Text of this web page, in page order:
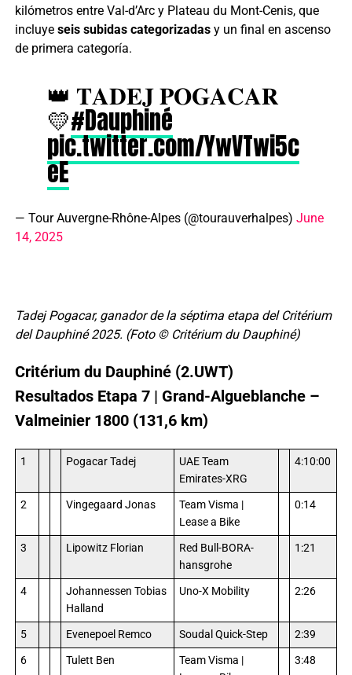
kilómetros entre Val-d’Arc y Plateau du Mont-Cenis, que
incluye seis subidas categorizadasy un final en ascenso
de primera categoría.
👑 𝐓𝐀𝐃𝐄𝐉 𝐏𝐎𝐆𝐀𝐂𝐀𝐑
💛#Dauphiné
pic.twitter.com/YwVTwi5c
eE
— Tour Auvergne-Rhône-Alpes (@tourauverhalpes) June
14, 2025
Tadej Pogacar, ganador de la séptima etapa del Critérium
del Dauphiné 2025. (Foto © Critérium du Dauphiné)
Critérium du Dauphiné (2.UWT)
Resultados Etapa 7 | Grand-Algueblanche –
Valmeinier 1800 (131,6 km)
1 Pogacar Tadej
UAE Team
Emirates-XRG
4:10:00
2 Vingegaard Jonas
Team Visma |
Lease a Bike
0:14
3 Lipowitz Florian
Red Bull-BORA-
hansgrohe
1:21
4
Johannessen Tobias
Halland
Uno-X Mobility 2:26
5 Evenepoel Remco Soudal Quick-Step
2:39
6
Tulett Ben
Team Visma |
3:48